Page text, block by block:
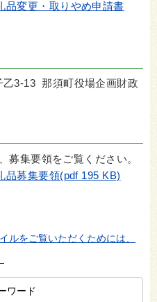
品変更・取りやめ申請書
3-13 那須町役場企画財政
募集要領をご覧ください。
品募集要領(pdf 195 KB)
ルをご覧いただくためには、
ワード